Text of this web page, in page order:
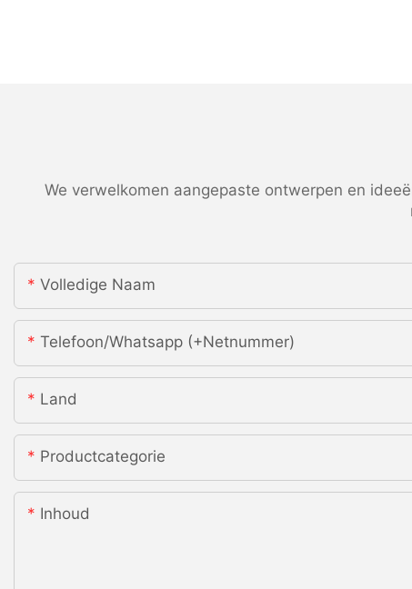
We verwelkomen aangepaste ontwerpen en
Volledige Naam
Telefoon/whatsapp (+netnummer)
Land
Productcategorie
Inhoud